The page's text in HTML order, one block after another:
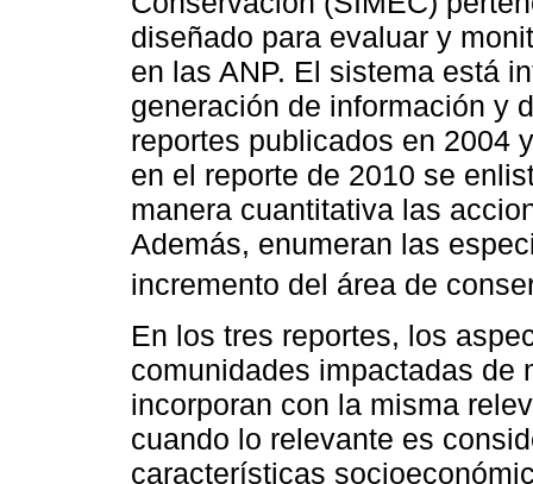
diseñado para evaluar y
en las ANP. El sistema está
generación de información y
reportes publicados en 2004
en el reporte de 2010 se
manera cuantitativa las
Además, enumeran las
incremento del área de
En los tres reportes, los
comunidades impactadas de
incorporan con la misma
cuando lo relevante es
características